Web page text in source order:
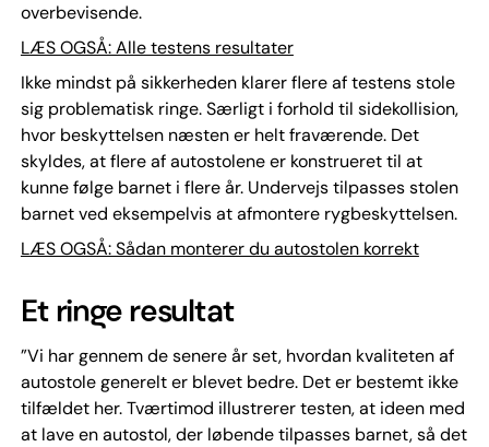
overbevisende.
LÆS OGSÅ: Alle testens resultater
Ikke mindst på sikkerheden klarer flere af testens stole
sig problematisk ringe. Særligt i forhold til sidekollision,
hvor beskyttelsen næsten er helt fraværende. Det
skyldes, at flere af autostolene er konstrueret til at
kunne følge barnet i flere år. Undervejs tilpasses stolen
barnet ved eksempelvis at afmontere rygbeskyttelsen.
LÆS OGSÅ: Sådan monterer du autostolen korrekt
Et ringe resultat
”Vi har gennem de senere år set, hvordan kvaliteten af
autostole generelt er blevet bedre. Det er bestemt ikke
tilfældet her. Tværtimod illustrerer testen, at ideen med
at lave en autostol, der løbende tilpasses barnet, så det